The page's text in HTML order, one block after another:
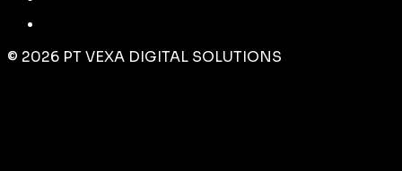
© 2026 PT VEXA DIGITAL SOLUTIONS